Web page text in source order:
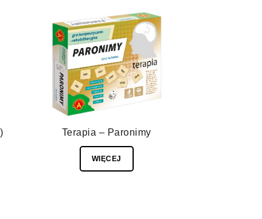
Terapia – Paronimy
WIĘCEJ